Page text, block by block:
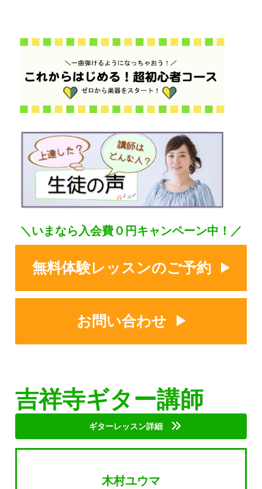
＼いまなら入会費０円キャンペーン中！／
無料体験レッスンのご予約
お問い合わせ
吉祥寺ギター講師
ギターレッスン詳細
木村ユウマ